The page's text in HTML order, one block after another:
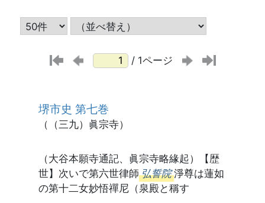
/ 1ページ
堺市史 第七巻
（（三九）眞宗寺）
（大谷本願寺通記、眞宗寺略緣起）【歴
世】次いで第六世律師 弘誓院 淨尊は蓮如
の第十二女妙悟禪尼（泉殿と稱す